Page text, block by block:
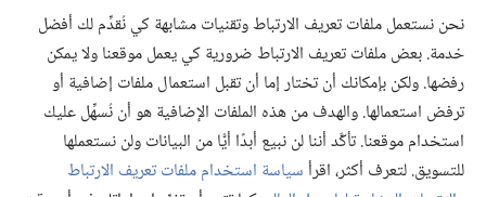
نحن نستعمل ملفات تعريف الارتباط وتقنيات مشابهة كي نُقدِّم لك أفضل
خدمة. بعض ملفات تعريف الارتباط ضرورية كي يعمل موقعنا ولا يمكن
رفضها. ولكن بإمكانك أن تختار إما أن تقبل استعمال ملفات إضافية أو
ترفض استعمالها. والهدف من هذه الملفات الإضافية هو أن نُسهِّل عليك
استخدام موقعنا. تأكَّد أننا لن نبيع أبدًا أيًّا من البيانات ولن نستعملها
للتسويق. لتعرف أكثر، اقرأسياسة استخدام ملفات تعريف الارتباط
(يفتح
نافذة
جديدة) تطبيق ®
JW Library
مكتبة برج المراقبة